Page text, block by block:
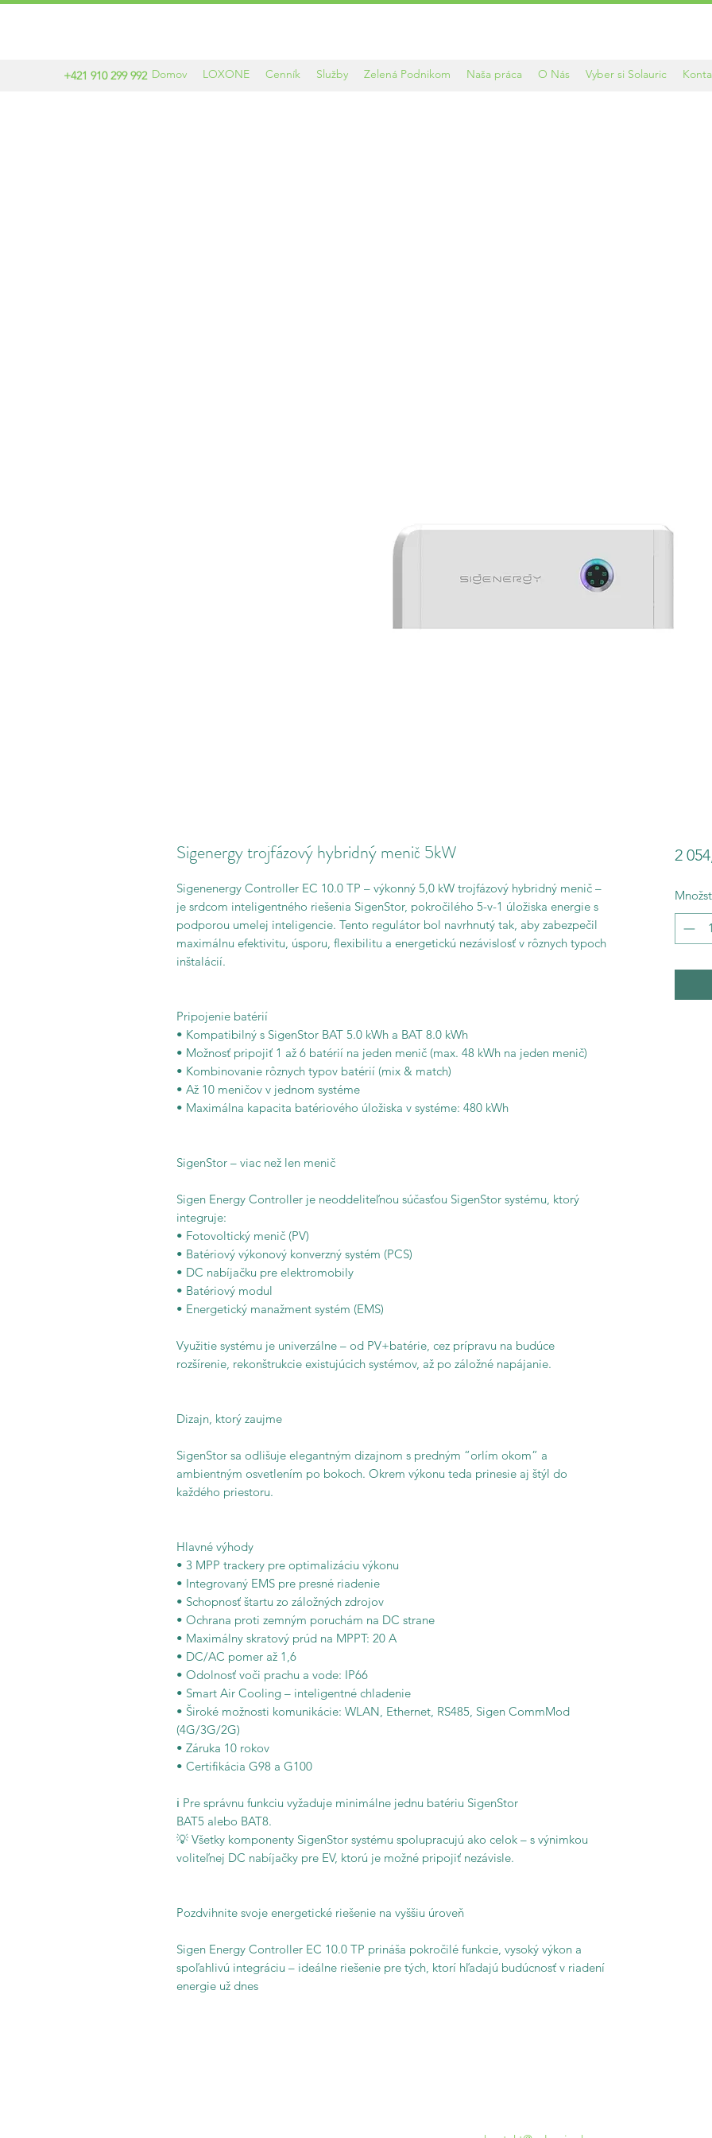
+421 910 299 992 Domov LOXONE Cenník Služby Zelená Podnikom Naša práca O Nás Vyber si Solauric
Sigenergy trojfázový hybridný menič 5kW
Sigenenergy Controller EC 10.0 TP – výkonný 5,0 kW trojfázový hybridný menič –
je srdcom inteligentného riešenia SigenStor, pokročilého 5-v-1 úložiska energie s
podporou umelej inteligencie. Tento regulátor bol navrhnutý tak, aby zabezpečil
maximálnu efektivitu, úsporu, flexibilitu a energetickú nezávislosť v rôznych typoch
inštalácií.
Pripojenie batérií
• Kompatibilný s SigenStor BAT 5.0 kWh a BAT 8.0 kWh
• Možnosť pripojiť 1 až 6 batérií na jeden menič (max. 48 kWh na jeden menič)
• Kombinovanie rôznych typov batérií (mix & match)
• Až 10 meničov v jednom systéme
• Maximálna kapacita batériového úložiska v systéme: 480 kWh
SigenStor – viac než len menič
Sigen Energy Controller je neoddeliteľnou súčasťou SigenStor systému, ktorý
integruje:
• Fotovoltický menič (PV)
• Batériový výkonový konverzný systém (PCS)
• DC nabíjačku pre elektromobily
• Batériový modul
• Energetický manažment systém (EMS)
Využitie systému je univerzálne – od PV+batérie, cez prípravu na budúce
rozšírenie, rekonštrukcie existujúcich systémov, až po záložné napájanie.
Dizajn, ktorý zaujme
SigenStor sa odlišuje elegantným dizajnom s predným “orlím okom” a
ambientným osvetlením po bokoch. Okrem výkonu teda prinesie aj štýl do
každého priestoru.
Hlavné výhody
• 3 MPP trackery pre optimalizáciu výkonu
• Integrovaný EMS pre presné riadenie
• Schopnosť štartu zo záložných zdrojov
• Ochrana proti zemným poruchám na DC strane
• Maximálny skratový prúd na MPPT: 20 A
• DC/AC pomer až 1,6
• Odolnosť voči prachu a vode: IP66
• Smart Air Cooling – inteligentné chladenie
• Široké možnosti komunikácie: WLAN, Ethernet, RS485, Sigen CommMod
(4G/3G/2G)
• Záruka 10 rokov
• Certifikácia G98 a G100
ℹ️ Pre správnu funkciu vyžaduje minimálne jednu batériu SigenStor
BAT5 alebo BAT8.
💡 Všetky komponenty SigenStor systému spolupracujú ako celok – s výnimkou
voliteľnej DC nabíjačky pre EV, ktorú je možné pripojiť nezávisle.
Pozdvihnite svoje energetické riešenie na vyššiu úroveň
Sigen Energy Controller EC 10.0 TP prináša pokročilé funkcie, vysoký výkon a
spoľahlivú integráciu – ideálne riešenie pre tých, ktorí hľadajú budúcnosť v riadení
energie už dnes
2